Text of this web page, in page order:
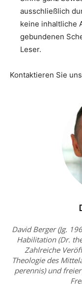
ausschließlich
keine inhaltliche
gebundenen
Leser.
Kontaktieren Sie
David Berger (Jg.
Habilitation (Dr.
Zahlreiche
Theologie des
perennis) und